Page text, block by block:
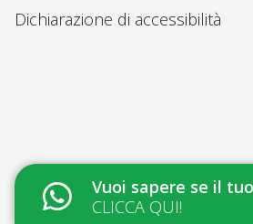
Dichiarazione di accessibilità
Vuoi sapere se il
CLICCA QUI!